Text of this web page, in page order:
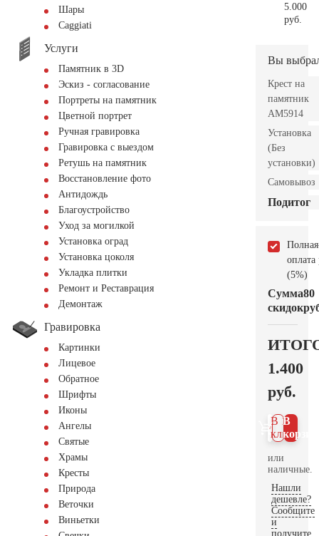
Шары
Сaggiati
Услуги
Памятник в 3D
Эскиз - согласование
Портреты на памятник
Цветной портрет
Ручная гравировка
Гравировка с выездом
Ретушь на памятник
Восстановление фото
Антидождь
Благоустройство
Уход за могилкой
Установка оград
Установка цоколя
Укладка плитки
Ремонт и Реставрация
Демонтаж
Гравировка
Картинки
Лицевое
Обратное
Шрифты
Иконы
Ангелы
Святые
Храмы
Кресты
Природа
Веточки
Виньетки
5.000
руб.
Вы
Крест на
памятник
AM5914
Установка
(Без
установки)
Самовывоз
Подитог
Полная
оплата
(5%)
Сумма
скидок
80
1.400
руб.
В
В 1
клик
или
наличные.
Нашли
дешевле?
Сообщите
и
получите